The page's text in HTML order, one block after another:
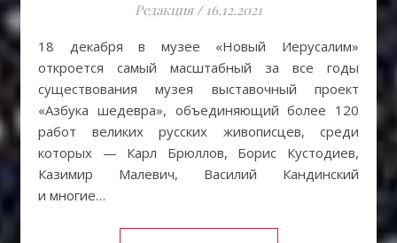
Редакция / 16.12.2021
18 декабря в музее «Новый Иерусалим»
откроется самый масштабный за все годы
существования музея выставочный проект
«Азбука шедевра», объединяющий более 120
работ великих русских живописцев, среди
которых — Карл Брюллов, Борис Кустодиев,
Казимир Малевич, Василий Кандинский
и многие…